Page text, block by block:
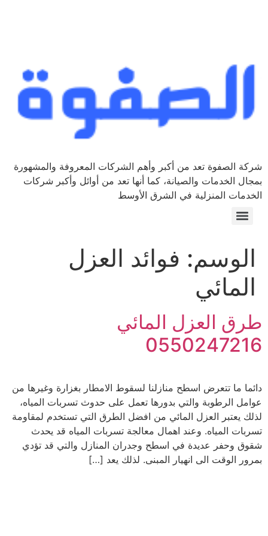
شركة الصفوة تعد من أكبر وأهم الشركات المعروفة والمشهورة
بمجال الخدمات والصيانة، كما أنها تعد من أوائل وأكبر شركات
الخدمات المنزلية في الشرق الأوسط
الوسم: فوائد العزل
المائي
طرق العزل المائي
0550247216
دائما ما تتعرض اسطح منازلنا لسقوط الامطار بغزارة وغيرها من
عوامل الرطوبة والتي بدورها تعمل على حدوث تسربات المياه،
لذلك يعتبر العزل المائي من افضل الطرق التي تستخدم لمقاومة
تسربات المياه. وعند اهمال معالجة تسربات المياه قد يحدث
شقوق وحفر عديدة في اسطح وجدران المنازل والتي قد تؤدي
بمرور الوقت الى انهيار المبنى. لذلك يعد […]